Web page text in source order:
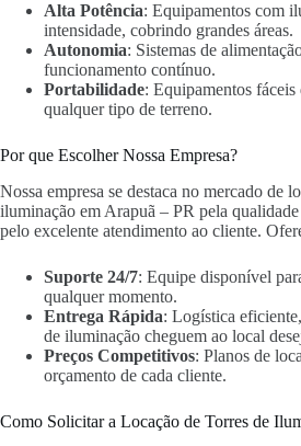
Alta Potência: Equipamentos com
intensidade, cobrindo grandes áreas.
Autonomia: Sistemas de
funcionamento contínuo.
Portabilidade: Equipamentos
qualquer tipo de terreno.
Por que Escolher Nossa Empresa?
Nossa empresa se destaca no mercado de
iluminação em Arapuã – PR pela
pelo excelente atendimento ao cliente.
Suporte 24/7: Equipe disponível
qualquer momento.
Entrega Rápida: Logística
de iluminação cheguem ao local
Preços Competitivos: Planos de
orçamento de cada cliente.
Como Solicitar a Locação de Torres de